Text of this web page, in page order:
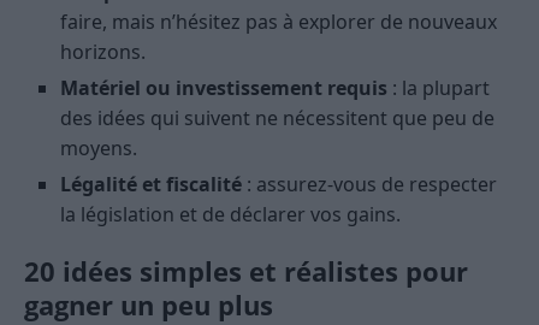
faire, mais n’hésitez pas à explorer de nouveaux
horizons.
Matériel ou investissement requis : la plupart
des idées qui suivent ne nécessitent que peu de
moyens.
Légalité et fiscalité : assurez-vous de respecter
la législation et de déclarer vos gains.
20 idées simples et réalistes pour
gagner un peu plus